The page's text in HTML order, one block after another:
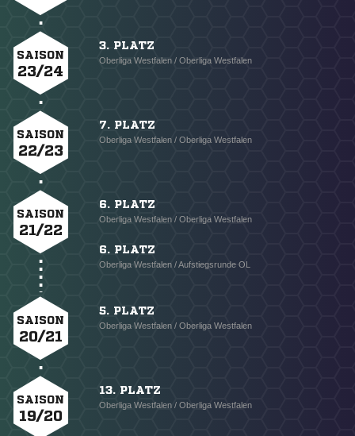
SAISON
23/24
3. PLATZ
Oberliga Westfalen / Oberliga Westfalen
SAISON
22/23
7. PLATZ
Oberliga Westfalen / Oberliga Westfalen
SAISON
21/22
6. PLATZ
Oberliga Westfalen / Oberliga Westfalen
6. PLATZ
Oberliga Westfalen / Aufstiegsrunde OL
SAISON
20/21
5. PLATZ
Oberliga Westfalen / Oberliga Westfalen
SAISON
19/20
13. PLATZ
Oberliga Westfalen / Oberliga Westfalen